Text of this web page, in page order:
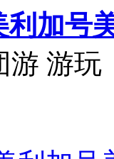
加号
游 游玩